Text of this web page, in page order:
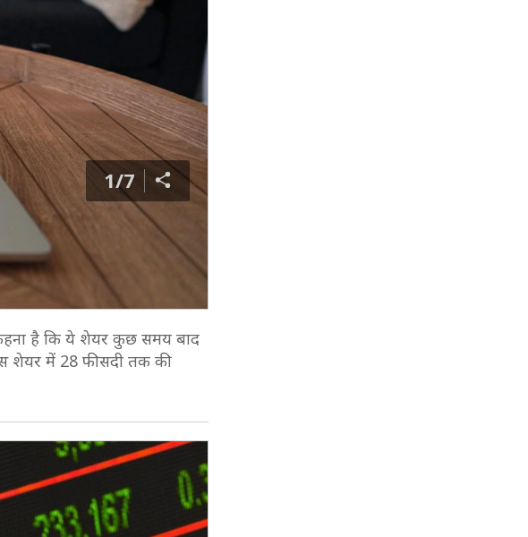
1/7
है कि ये शेयर कुछ समय बाद
शेयर में 28 फीसदी तक की